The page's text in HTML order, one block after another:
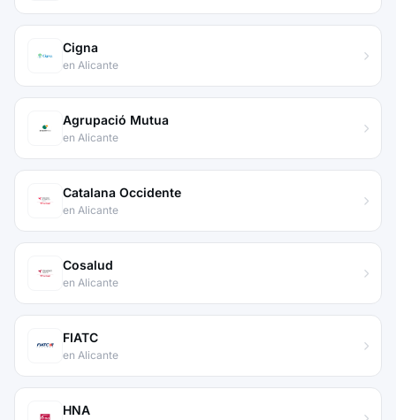
Cigna
en Alicante
Agrupació Mutua
en Alicante
Catalana Occidente
en Alicante
Cosalud
en Alicante
FIATC
en Alicante
HNA